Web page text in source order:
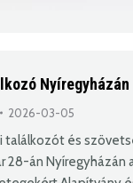
Nyíregyházán
2026-03-05
találkozót és
án Nyíregyházán